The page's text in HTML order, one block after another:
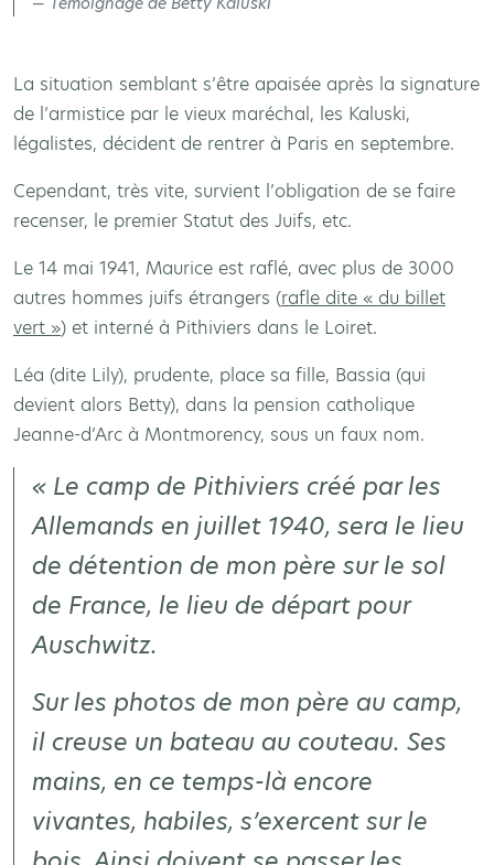
La situation semblant s’être apaisée après la signature
de l’armistice par le vieux maréchal, les Kaluski,
légalistes, décident de rentrer à Paris en septembre.
Cependant, très vite, survient l’obligation de se faire
recenser, le premier Statut des Juifs, etc.
Le 14 mai 1941, Maurice est raflé, avec plus de 3000
autres hommes juifs étrangers (rafle dite « du billet
vert ») et interné à Pithiviers dans le Loiret.
Léa (dite Lily), prudente, place sa fille, Bassia (qui
devient alors Betty), dans la pension catholique
Jeanne-d’Arc à Montmorency, sous un faux nom.
« Le camp de Pithiviers créé par les
Allemands en juillet 1940, sera le lieu
de détention de mon père sur le sol
de France, le lieu de départ pour
Auschwitz.
Sur les photos de mon père au camp,
il creuse un bateau au couteau. Ses
mains, en ce temps-là encore
vivantes, habiles, s’exercent sur le